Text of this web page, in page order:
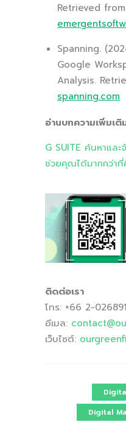
Retrieved from
Spanning.
Google
Analysis.
spanning.com
อ่านบทความเพิ่มเติ
G SUITE ค้นหาและ
ช่วยคุณได้มากกว่า
ติดต่อเรา
โทร: +66 2-
อีเมล: contact
เว็บไซต์:
Digital